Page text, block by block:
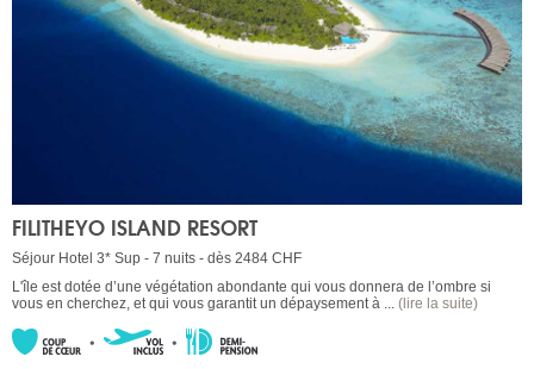
FILITHEYO ISLAND RESORT
Séjour Hotel 3* Sup - 7 nuits - dès 2484 CHF
L'île est dotée d’une végétation abondante qui vous donnera de l’ombre si
vous en cherchez, et qui vous garantit un dépaysement à ... (lire la suite)